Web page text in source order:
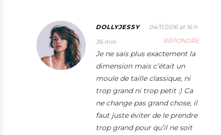
DOLLYJESSY
04/11/2016 at 16 h
36 min
RÉPONDRE
Je ne sais plus exactement la
dimension mais c’était un
moule de taille classique, ni
trop grand ni trop petit :) Ca
ne change pas grand chose, il
faut juste éviter de le prendre
trop grand pour qu’il ne soit